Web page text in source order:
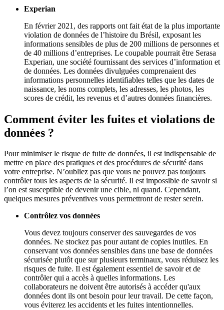
Experian
En février 2021, des rapports ont fait état de la plus importante
violation de données de l’histoire du Brésil, exposant les
informations sensibles de plus de 200 millions de personnes et
de 40 millions d’entreprises. Le coupable pourrait être Serasa
Experian, une société fournissant des services d’information et
de données. Les données divulguées comprenaient des
informations personnelles identifiables telles que les dates de
naissance, les noms complets, les adresses, les photos, les
scores de crédit, les revenus et d’autres données financières.
Comment éviter les fuites et violations de
données ?
Pour minimiser le risque de fuite de données, il est indispensable de
mettre en place des pratiques et des procédures de sécurité dans
votre entreprise. N’oubliez pas que vous ne pouvez pas toujours
contrôler tous les aspects de la sécurité. Il est impossible de savoir si
l’on est susceptible de devenir une cible, ni quand. Cependant,
quelques mesures préventives vous permettront de rester serein.
Contrôlez vos données
Vous devez toujours conserver des sauvegardes de vos
données. Ne stockez pas pour autant de copies inutiles. En
conservant vos données sensibles dans une base de données
sécurisée plutôt que sur plusieurs terminaux, vous réduisez les
risques de fuite. Il est également essentiel de savoir et de
contrôler qui a accès à quelles informations. Les
collaborateurs ne doivent être autorisés à accéder qu'aux
données dont ils ont besoin pour leur travail. De cette façon,
vous éviterez les accidents et les fuites intentionnelles.